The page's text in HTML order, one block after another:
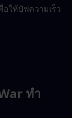
อให้บัฟความเร็ว
ทำ